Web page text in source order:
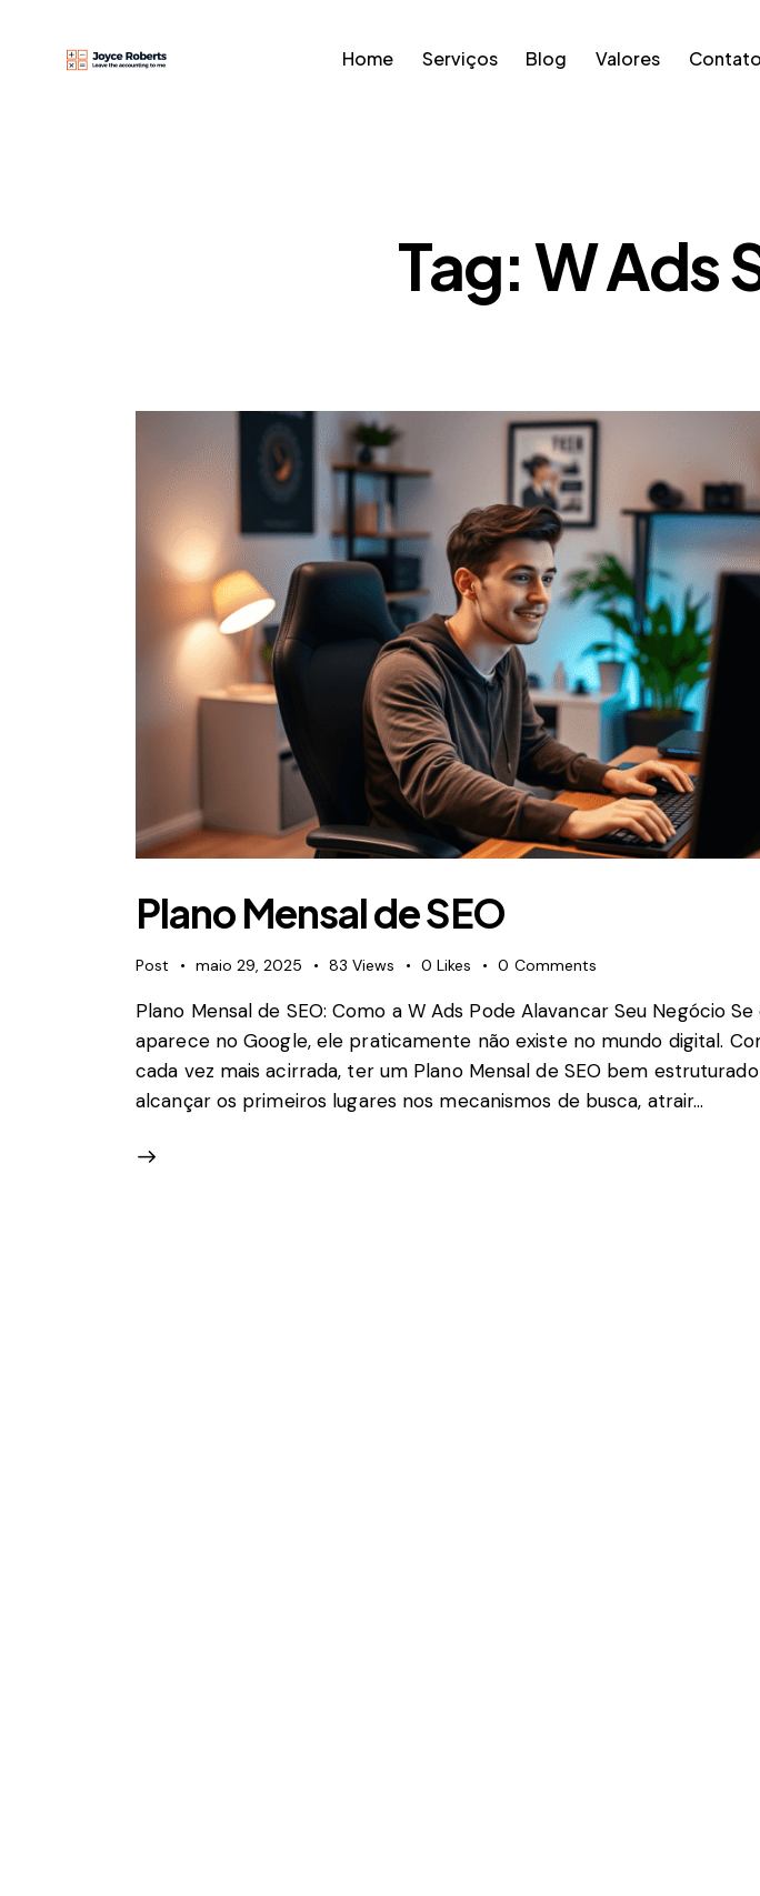
Home Serviços Blog Valores Contato
Tag: W Ads
Plano Mensal de SEO
Post maio 29, 2025 83 Views 0 Likes 0 Comments
Plano Mensal de SEO: Como a W Ads Pode Alavancar Seu Negócio
aparece no Google, ele praticamente não existe no mundo digital.
cada vez mais acirrada, ter um Plano Mensal de SEO bem
alcançar os primeiros lugares nos mecanismos de busca, atrair…